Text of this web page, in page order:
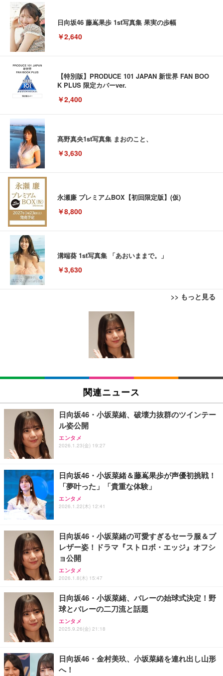
日向坂46 藤嶌果歩 1st写真集 果実の歩幅
￥2,640
【特別版】PRODUCE 101 JAPAN 新世界 FAN BOO
K PLUS 限定カバーver.
￥2,400
髙野真央1st写真集 まおのこと、
￥3,630
永瀬廉 プレミアムBOX【初回限定版】(仮)
￥8,800
溝端葵 1st写真集 「あおいままで。」
￥3,630
>> もっと見る
日経エンタテインメント! 2026年 9 月号増刊【表
紙：EBiDAN】
anan(アンアン)2026/08/19号 No.2507[愛とSEX／寺
￥980
Jリーグ選手名鑑2026/27 J1・J2・J3 エル・ゴラッ
ソ特別編集
Numero TOKYO 2026年10月号増刊（表紙／Numbe
r_i）
装苑 2026年 9月号
￥990
Juice=Juice Concert 2026 UP TO 11 MORE! MOR
E! (特典なし) [Blu-ray]
【Amazon.co.jp限定】「Juice=Juice Concert 202
判ブロマイド5枚セット) [Blu-ray]
￥11,000
日下部ほたる どんどんやる気になる！日下部式学習
法[DVD]
King & Prince DOME TOUR 2026 ～STARRING～
(初回限定盤)(2枚組) [Blu-ray]
Aぇ! group LIVE TOUR 2025 D.N.A (初回盤)(2枚組)
[Blu-ray]
￥5,981
マイケル・ジャクソン Ｔｈｉｓ Ｉｓ Ｉｔ
Shall we ダンス？
INI THE MOVIE『I Need I』
IVE THE 1ST WORLD TOUR in CINEMA（字幕版）
関連ニュース
日向坂46・小坂菜緒、破壊力抜群のツインテー
ル姿公開
エンタメ
2026.1.23(金) 19:27
日向坂46・小坂菜緒＆藤嶌果歩が声優初挑戦！
「夢叶った」「貴重な体験」
エンタメ
2026.1.22(木) 12:41
日向坂46・小坂菜緒の可愛すぎるセーラ服＆ブ
レザー姿！ドラマ『ストロボ・エッジ』オフシ
ョ公開
エンタメ
2026.1.8(木) 15:47
日向坂46・小坂菜緒、バレーの始球式決定！野
球とバレーの二刀流と話題
エンタメ
2025.9.26(金) 21:18
日向坂46・金村美玖、小坂菜緒を連れ出し山形
へ！